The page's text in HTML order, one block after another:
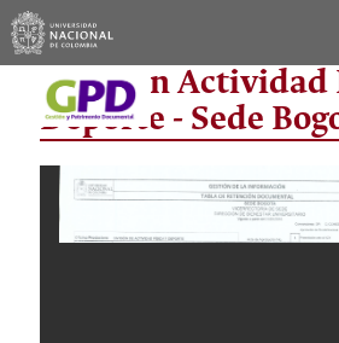
División Actividad
Deporte - Sede